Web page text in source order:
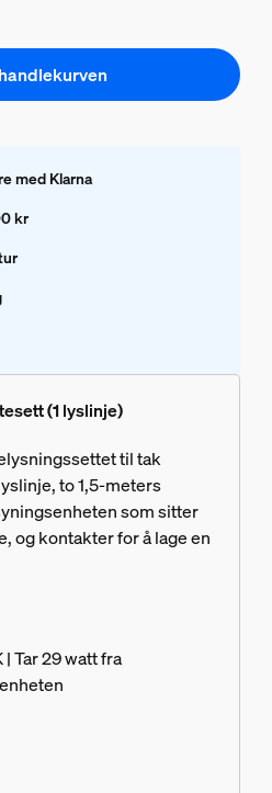
med Klarna
kr
(1 lyslinje)
til tak
to 1,5-meters
som sitter
og kontakter for å lage en
Tar 29 watt fra